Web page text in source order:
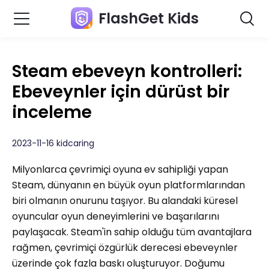
FlashGet Kids
Steam ebeveyn kontrolleri:
Ebeveynler için dürüst bir
inceleme
2023-11-16 kidcaring
Milyonlarca çevrimiçi oyuna ev sahipliği yapan
Steam, dünyanın en büyük oyun platformlarından
biri olmanın onurunu taşıyor. Bu alandaki küresel
oyuncular oyun deneyimlerini ve başarılarını
paylaşacak. Steam'in sahip olduğu tüm avantajlara
rağmen, çevrimiçi özgürlük derecesi ebeveynler
üzerinde çok fazla baskı oluşturuyor. Doğumu